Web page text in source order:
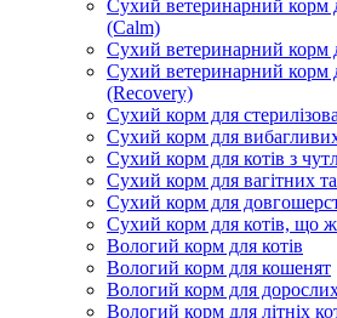
Сухий ветеринарний корм
(Calm)
Сухий ветеринарний корм
Сухий ветеринарний корм
(Recovery)
Сухий корм для
Сухий корм для вибагливих
Сухий корм для котів з
Сухий корм для вагітних
Сухий корм для
Сухий корм для котів, що
Вологий корм для котів
Вологий корм для кошенят
Вологий корм для
Вологий корм для літніх